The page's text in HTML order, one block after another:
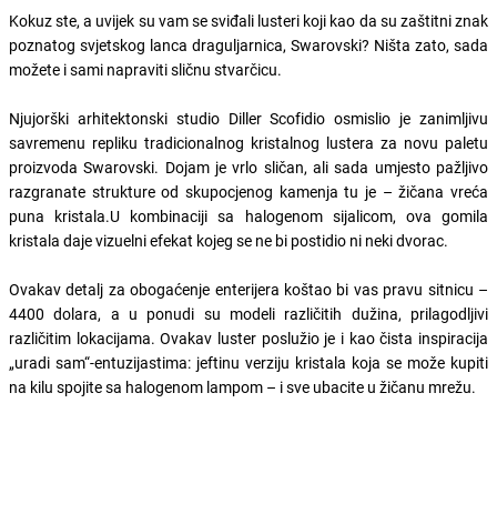
Kokuz ste, a uvijek su vam se sviđali lusteri koji kao da su zaštitni znak
poznatog svjetskog lanca draguljarnica, Swarovski? Ništa zato, sada
možete i sami napraviti sličnu stvarčicu.
Njujorški arhitektonski studio Diller Scofidio osmislio je zanimljivu
savremenu repliku tradicionalnog kristalnog lustera za novu paletu
proizvoda Swarovski. Dojam je vrlo sličan, ali sada umjesto pažljivo
razgranate strukture od skupocjenog kamenja tu je – žičana vreća
puna kristala.U kombinaciji sa halogenom sijalicom, ova gomila
kristala daje vizuelni efekat kojeg se ne bi postidio ni neki dvorac.
Ovakav detalj za obogaćenje enterijera koštao bi vas pravu sitnicu –
4400 dolara, a u ponudi su modeli različitih dužina, prilagodljivi
različitim lokacijama. Ovakav luster poslužio je i kao čista inspiracija
„uradi sam“-entuzijastima: jeftinu verziju kristala koja se može kupiti
na kilu spojite sa halogenom lampom – i sve ubacite u žičanu mrežu.